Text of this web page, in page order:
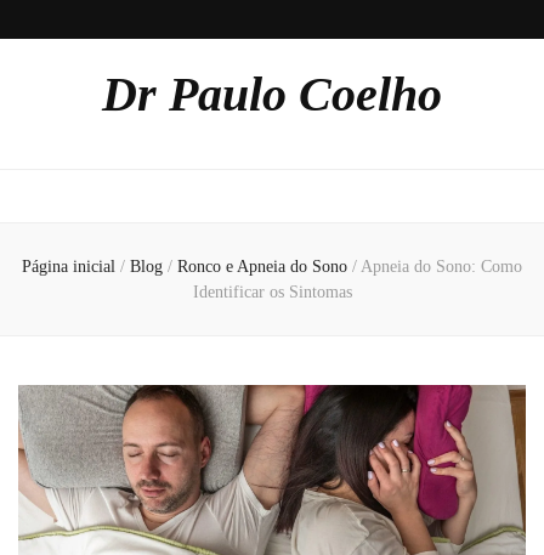
Dr Paulo Coelho
Página inicial / Blog / Ronco e Apneia do Sono / Apneia do Sono: Como
Identificar os Sintomas